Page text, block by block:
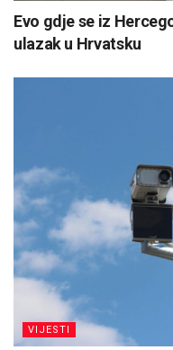
Evo gdje se iz
ulazak u Hrvatsku
VIJESTI